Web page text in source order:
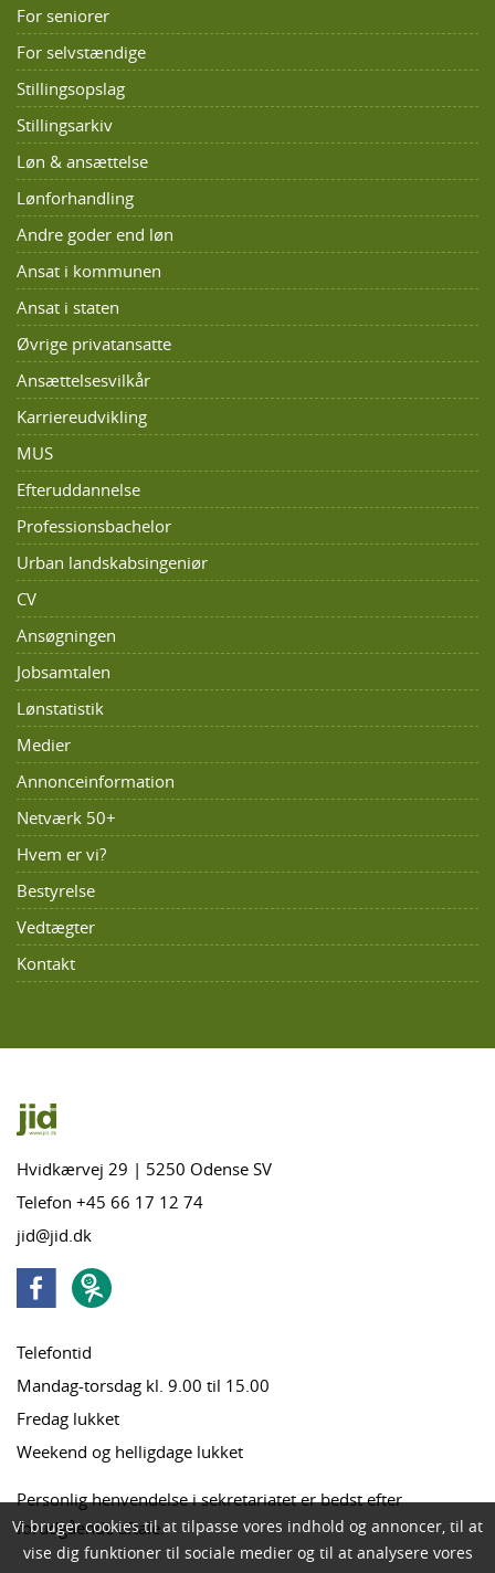
For seniorer
For selvstændige
Stillingsopslag
Stillingsarkiv
Løn & ansættelse
Lønforhandling
Andre goder end løn
Ansat i kommunen
Ansat i staten
Øvrige privatansatte
Ansættelsesvilkår
Karriereudvikling
MUS
Efteruddannelse
Professionsbachelor
Urban landskabsingeniør
CV
Ansøgningen
Jobsamtalen
Lønstatistik
Medier
Annonceinformation
Netværk 50+
Hvem er vi?
Bestyrelse
Vedtægter
Kontakt
Hvidkærvej 29 | 5250 Odense SV
Telefon +45 66 17 12 74
jid@jid.dk
Telefontid
Mandag-torsdag kl. 9.00 til 15.00
Fredag lukket
Weekend og helligdage lukket
Personlig henvendelse i sekretariatet er bedst efter
forudgående aftale.
Vi bruger cookies til at tilpasse vores indhold og annoncer, til at
vise dig funktioner til sociale medier og til at analysere vores